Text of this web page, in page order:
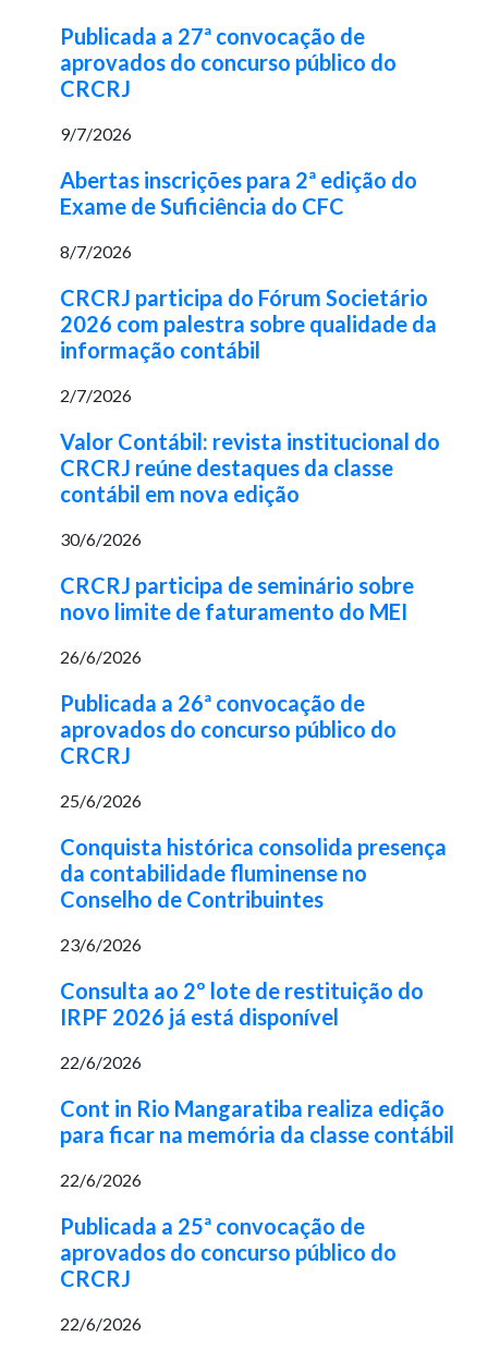
Publicada a 27ª convocação de
aprovados do concurso público do
CRCRJ
9/7/2026
Abertas inscrições para 2ª edição do
Exame de Suficiência do CFC
8/7/2026
CRCRJ participa do Fórum Societário
2026 com palestra sobre qualidade da
informação contábil
2/7/2026
Valor Contábil: revista institucional do
CRCRJ reúne destaques da classe
contábil em nova edição
30/6/2026
CRCRJ participa de seminário sobre
novo limite de faturamento do MEI
26/6/2026
Publicada a 26ª convocação de
aprovados do concurso público do
CRCRJ
25/6/2026
Conquista histórica consolida presença
da contabilidade fluminense no
Conselho de Contribuintes
23/6/2026
Consulta ao 2º lote de restituição do
IRPF 2026 já está disponível
22/6/2026
Cont in Rio Mangaratiba realiza edição
para ficar na memória da classe contábil
22/6/2026
Publicada a 25ª convocação de
aprovados do concurso público do
CRCRJ
22/6/2026